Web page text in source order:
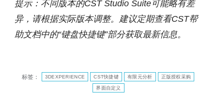
提示：不同版本的CST Studio Suite可能略有差
异，请根据实际版本调整。建议定期查看CST帮
助文档中的“键盘快捷键”部分获取最新信息。
标签： 3DEXPERIENCE CST快捷键 有限元分析 正版授权采购
界面自定义